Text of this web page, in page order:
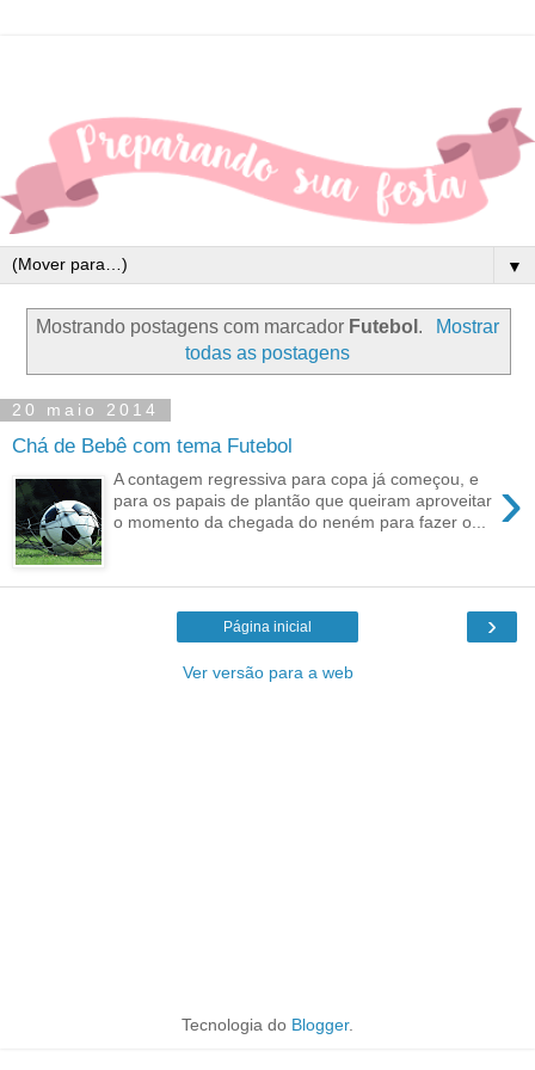
▼
Mostrando postagens com marcador Futebol .
Mostrar
todas as postagens
20 maio 2014
Chá de Bebê com tema Futebol
›
A contagem regressiva para copa já começou, e
para os papais de plantão que queiram aproveitar
o momento da chegada do neném para fazer o...
›
Página inicial
Ver versão para a web
Tecnologia do Blogger.